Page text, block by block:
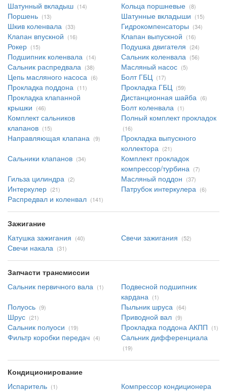
Шатунный вкладыш (14) Кольца поршневые (8)
Поршень (13) Шатунные вкладыши (15)
Шкив коленвала (33) Гидрокомпенсаторы (34)
Клапан впускной (16) Клапан выпускной (16)
Рокер (15) Подушка двигателя (24)
Подшипник коленвала (14) Сальник коленвала (56)
Сальник распредвала (38) Масляный насос (5)
Цепь масляного насоса (6) Болт ГБЦ (17)
Прокладка поддона (11) Прокладка ГБЦ (59)
Прокладка клапанной
крышки (46)
Дистанционная шайба (6)
Болт коленвала (1)
Комплект сальников
клапанов (15)
Полный комплект прокладок
(16)
Направляющая клапана (9)
Прокладка выпускного
коллектора (21)
Сальники клапанов (34)
Комплект прокладок
компрессор/турбина (7)
Гильза цилиндра (2) Масляный поддон (37)
Интеркулер (21) Патрубок интеркулера (6)
Распредвал и коленвал (141)
Зажигание
Катушка зажигания (40) Свечи зажигания (52)
Свечи накала (31)
Запчасти трансмиссии
Сальник первичного вала (1)
Подвесной подшипник
кардана (1)
Полуось (9) Пыльник шруса (64)
Шрус (21) Приводной вал (9)
Сальник полуоси (19) Прокладка поддона АКПП (1)
Фильтр коробки передач (4) Сальник дифференциала
(19)
Кондиционирование
Испаритель (1) Компрессор кондиционера